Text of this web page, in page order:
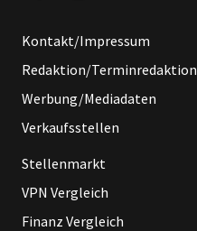
Kontakt/Impressum
Redaktion/Terminredaktion
Werbung/Mediadaten
Verkaufsstellen
Stellenmarkt
VPN Vergleich
Finanz Vergleich